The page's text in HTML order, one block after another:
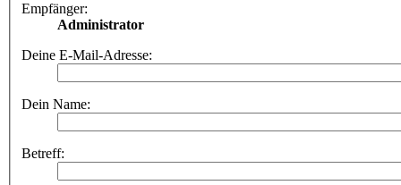
Empfänger:
Administrator
Deine E-Mail-Adresse:
Dein Name:
Betreff: